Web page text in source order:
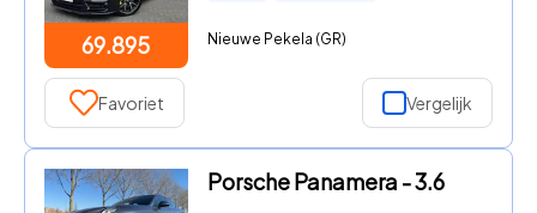
69.895 Nieuwe Pekela (GR)
Favoriet Vergelijk
Porsche Panamera - 3.6